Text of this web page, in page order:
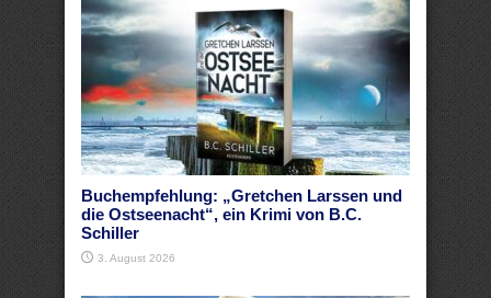
Buchempfehlung: „Gretchen Larssen und
die Ostseenacht“, ein Krimi von B.C.
Schiller
3. August 2026